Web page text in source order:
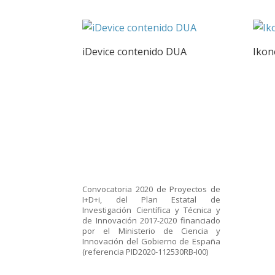
iDevice contenido DUA
Convocatoria 2020 de Proyectos de
I+D+i, del Plan Estatal de
Investigación Científica y Técnica y
de Innovación 2017-2020 financiado
por el Ministerio de Ciencia y
Innovación del Gobierno de España
(referencia PID2020-112530RB-I00)